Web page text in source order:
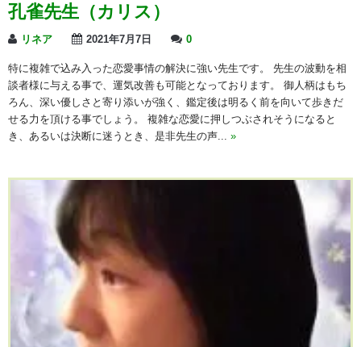
孔雀先生（カリス）
リネア 2021年7月7日 0
特に複雑で込み入った恋愛事情の解決に強い先生です。 先生の波動を相
談者様に与える事で、運気改善も可能となっております。 御人柄はもち
ろん、深い優しさと寄り添いが強く、鑑定後は明るく前を向いて歩きだ
せる力を頂ける事でしょう。 複雑な恋愛に押しつぶされそうになると
き、あるいは決断に迷うとき、是非先生の声... »